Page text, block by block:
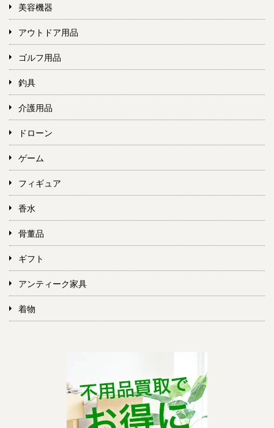
美容機器
アウトドア用品
ゴルフ用品
釣具
介護用品
ドローン
ゲーム
フィギュア
香水
骨董品
ギフト
アンティーク家具
着物